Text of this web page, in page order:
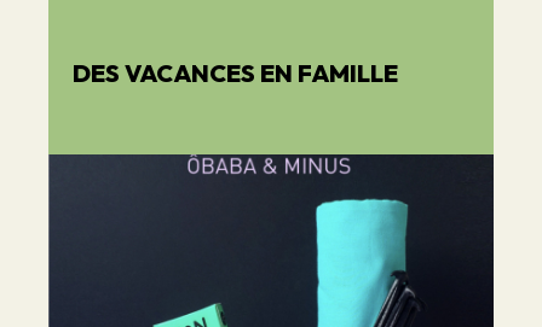
DES VACANCES EN FAMILLE